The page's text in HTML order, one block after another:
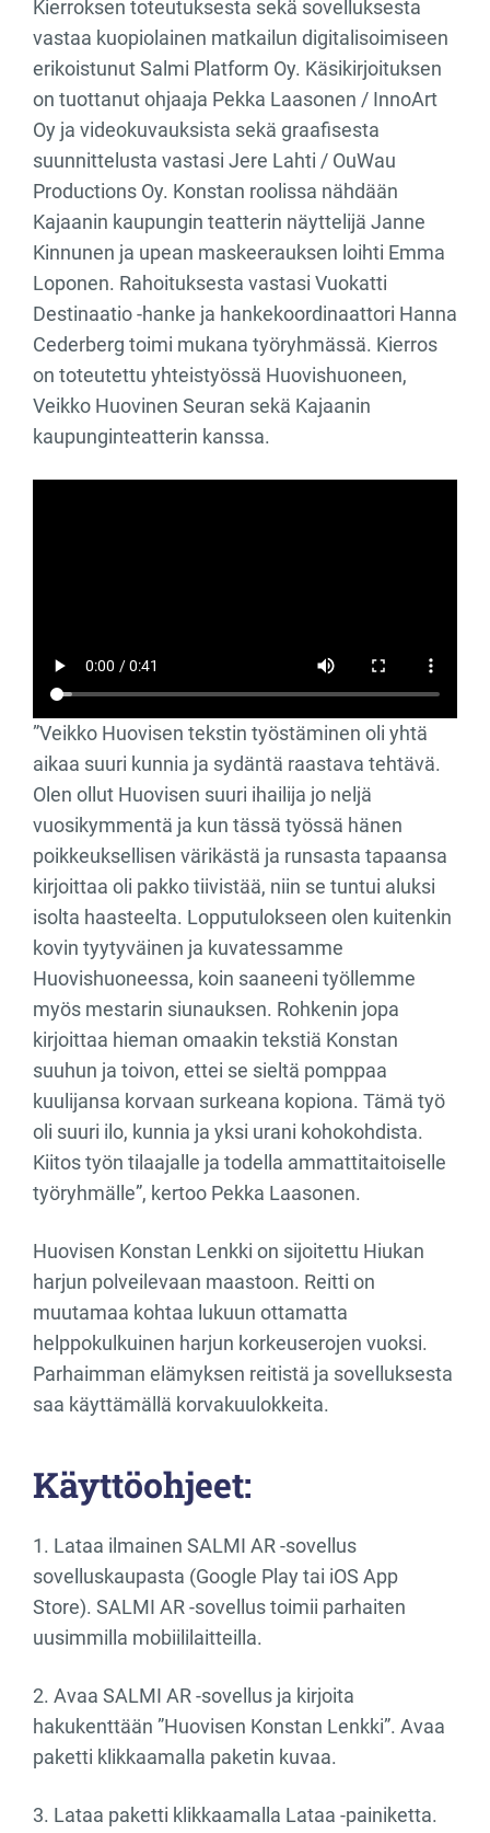
Kierroksen toteutuksesta sekä sovelluksesta
vastaa kuopiolainen matkailun digitalisoimiseen
erikoistunut Salmi Platform Oy. Käsikirjoituksen
on tuottanut ohjaaja Pekka Laasonen / InnoArt
Oy ja videokuvauksista sekä graafisesta
suunnittelusta vastasi Jere Lahti / OuWau
Productions Oy. Konstan roolissa nähdään
Kajaanin kaupungin teatterin näyttelijä Janne
Kinnunen ja upean maskeerauksen loihti Emma
Loponen. Rahoituksesta vastasi Vuokatti
Destinaatio -hanke ja hankekoordinaattori Hanna
Cederberg toimi mukana työryhmässä. Kierros
on toteutettu yhteistyössä Huovishuoneen,
Veikko Huovinen Seuran sekä Kajaanin
kaupunginteatterin kanssa.
”Veikko Huovisen tekstin työstäminen oli yhtä
aikaa suuri kunnia ja sydäntä raastava tehtävä.
Olen ollut Huovisen suuri ihailija jo neljä
vuosikymmentä ja kun tässä työssä hänen
poikkeuksellisen värikästä ja runsasta tapaansa
kirjoittaa oli pakko tiivistää, niin se tuntui aluksi
isolta haasteelta. Lopputulokseen olen kuitenkin
kovin tyytyväinen ja kuvatessamme
Huovishuoneessa, koin saaneeni työllemme
myös mestarin siunauksen. Rohkenin jopa
kirjoittaa hieman omaakin tekstiä Konstan
suuhun ja toivon, ettei se sieltä pomppaa
kuulijansa korvaan surkeana kopiona. Tämä työ
oli suuri ilo, kunnia ja yksi urani kohokohdista.
Kiitos työn tilaajalle ja todella ammattitaitoiselle
työryhmälle”, kertoo Pekka Laasonen.
Huovisen Konstan Lenkki on sijoitettu Hiukan
harjun polveilevaan maastoon. Reitti on
muutamaa kohtaa lukuun ottamatta
helppokulkuinen harjun korkeuserojen vuoksi.
Parhaimman elämyksen reitistä ja sovelluksesta
saa käyttämällä korvakuulokkeita.
Käyttöohjeet:
1. Lataa ilmainen SALMI AR -sovellus
sovelluskaupasta (Google Play tai iOS App
Store). SALMI AR -sovellus toimii parhaiten
uusimmilla mobiililaitteilla.
2. Avaa SALMI AR -sovellus ja kirjoita
hakukenttään ”Huovisen Konstan Lenkki”. Avaa
paketti klikkaamalla paketin kuvaa.
3. Lataa paketti klikkaamalla Lataa -painiketta.